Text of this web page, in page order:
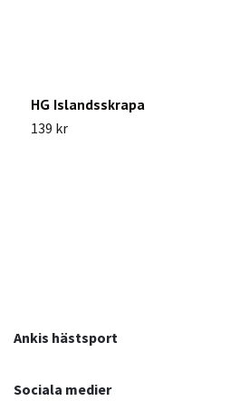
HG Islandsskrapa
139 kr
Ankis hästsport
Sociala medier